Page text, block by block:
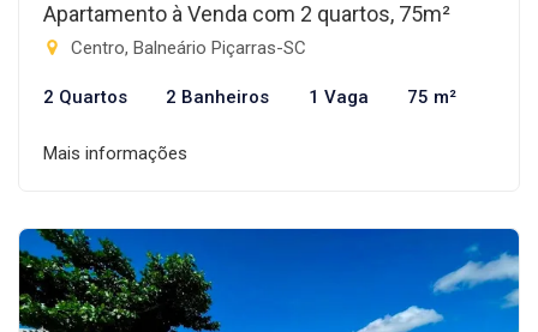
Apartamento à Venda com 2 quartos, 75m²
Centro, Balneário Piçarras-SC
2 Quartos 2 Banheiros 1 Vaga 75 m²
Mais informações